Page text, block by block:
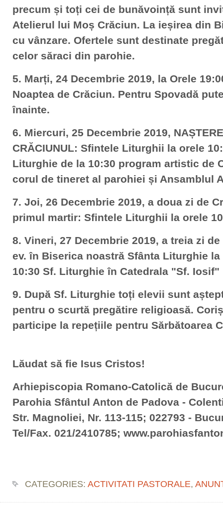
precum și toți cei de bunăvoință sunt
Atelierul lui Moș Crăciun. La ieșirea din
cu vânzare. Ofertele sunt destinate
celor săraci din parohie.
5. Marți, 24 Decembrie 2019, la Orele
Noaptea de Crăciun. Pentru Spovadă
înainte.
6. Miercuri, 25 Decembrie 2019,
CRĂCIUNUL: Sfintele Liturghii la orele
Liturghie de la 10:30 program artistic de
corul de tineret al parohiei și Ansamblul
7. Joi, 26 Decembrie 2019, a doua zi de
primul martir: Sfintele Liturghii la orele
8. Vineri, 27 Decembrie 2019, a treia zi
ev. în Biserica noastră Sfânta Liturghie
10:30 Sf. Liturghie în Catedrala "Sf. Iosif"
9. După Sf. Liturghie toți elevii sunt
pentru o scurtă pregătire religioasă.
participe la repețiile pentru Sărbătoarea
Lăudat să fie Isus Cristos!
Arhiepiscopia Romano-Catolică de
Parohia Sfântul Anton de Padova -
Str. Magnoliei, Nr. 113-115; 022793 -
Tel/Fax. 021/2410785;
CATEGORIES: ACTIVITATI PASTORALE,